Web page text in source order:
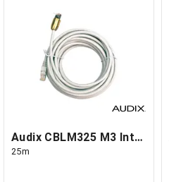
Audix CBLM325 M3 Interface cable, CAT 7
25m